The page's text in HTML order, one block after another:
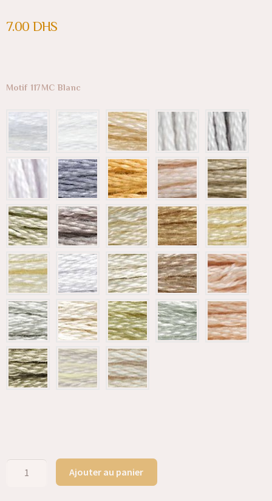
7.00 DHS
Motif 117MC Blanc
Ajouter au panier